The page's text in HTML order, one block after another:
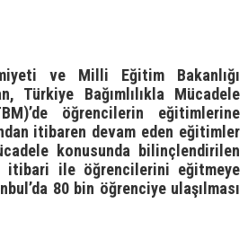
ve Milli Eğitim Bakanlığı
Türkiye Bağımlılıkla Mücadele
öğrencilerin eğitimlerine
itibaren devam eden eğitimler
konusunda bilinçlendirilen
itibari ile öğrencilerini eğitmeye
80 bin öğrenciye ulaşılması